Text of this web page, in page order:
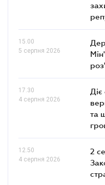
15.00
5 серпня 2026
17.30
4 серпня 2026
та
12.50
4 серпня 2026
2